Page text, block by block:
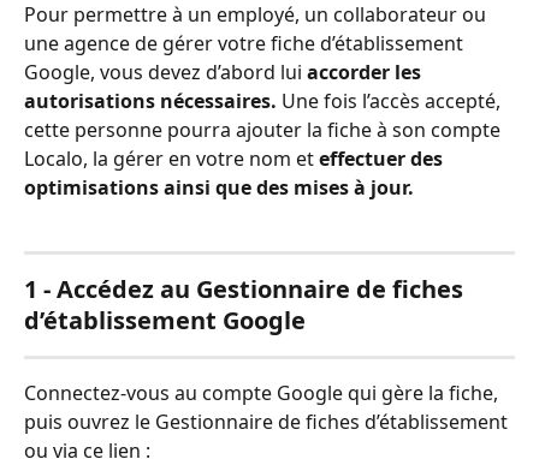
Pour permettre à un employé, un collaborateur ou
une agence de gérer votre fiche d’établissement
Google, vous devez d’abord lui accorder les
autorisations nécessaires. Une fois l’accès accepté,
cette personne pourra ajouter la fiche à son compte
Localo, la gérer en votre nom et effectuer des
optimisations ainsi que des mises à jour.
1 - Accédez au Gestionnaire de fiches
d’établissement Google
Connectez-vous au compte Google qui gère la fiche,
puis ouvrez le Gestionnaire de fiches d’établissement
ou via ce lien :